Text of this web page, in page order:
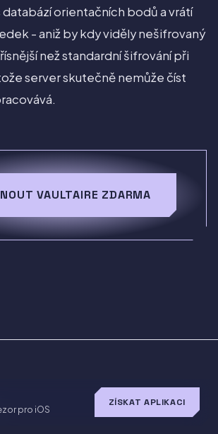
databází orientačních bodů a vrátí
- aniž by kdy viděly nešifrovaný
než standardní šifrování při
server skutečně nemůže číst
VAULTAIRE ZDARMA
pro iOS
ZÍSKAT APLIKACI